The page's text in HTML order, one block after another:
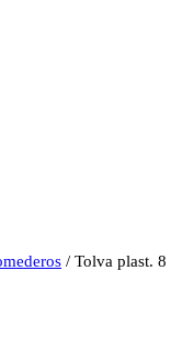
/ Tolva plast. 8